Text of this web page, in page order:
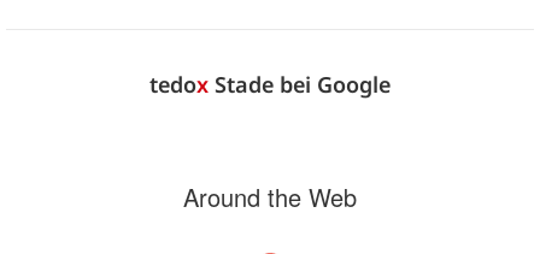
tedox Stade bei Google
Around the Web